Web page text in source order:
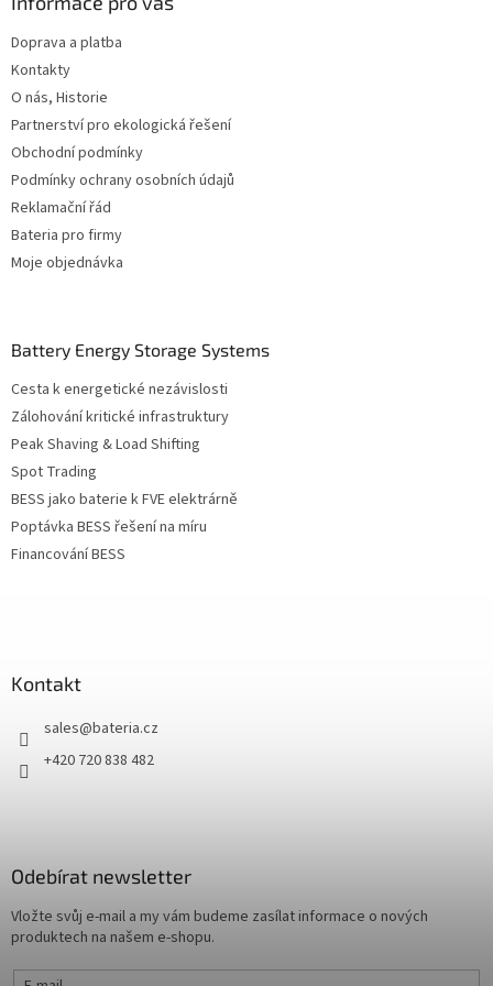
Doprava a platba
Kontakty
O nás, Historie
Partnerství pro ekologická řešení
Obchodní podmínky
Podmínky ochrany osobních údajů
Reklamační řád
Bateria pro firmy
Moje objednávka
Battery Energy Storage Systems
Cesta k energetické nezávislosti
Zálohování kritické infrastruktury
Peak Shaving & Load Shifting
Spot Trading
BESS jako baterie k FVE elektrárně
Poptávka BESS řešení na míru
Financování BESS
Kontakt
sales@bateria.cz
+420 720 838 482
Odebírat newsletter
Vložte svůj e-mail a my vám budeme zasílat informace o nových
produktech na našem e-shopu.